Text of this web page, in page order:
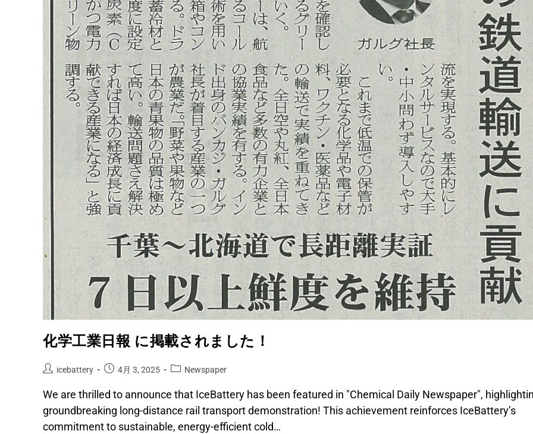
化学工業日報 に掲載されました！
icebattery 4月 3, 2025 Newspaper
We are thrilled to announce that IceBattery has been featured in "Chemical Daily Newspaper",
groundbreaking long-distance rail transport demonstration! This achievement reinforces IceBattery’s
commitment to sustainable, energy-efficient cold…